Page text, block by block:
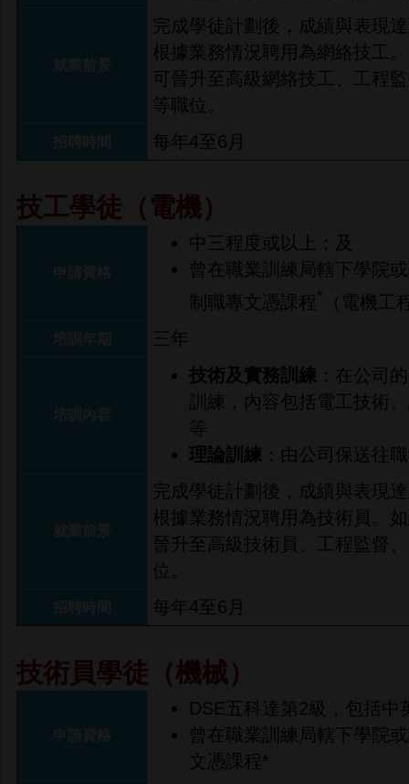
完成學徒計劃後，成績與表現
根據業務情況聘用為網絡技工
可晉升至高級網絡技工、工程
等職位。
每年4至6月
技工學徒（電機）
中三程度或以上；及
曾在職業訓練局轄下學院
制職專文憑課程 * （電機工
三年
技術及實務訓練 ：在公司
訓練，內容包括電工技術
等
理論訓練 ：由公司保送往
完成學徒計劃後，成績與表現
根據業務情況聘用為技術員。
晉升至高級技術員、工程監督
位。
每年4至6月
技術員學徒（機械）
DSE五科達第2級，包括中
曾在職業訓練局轄下學院
文憑課程*